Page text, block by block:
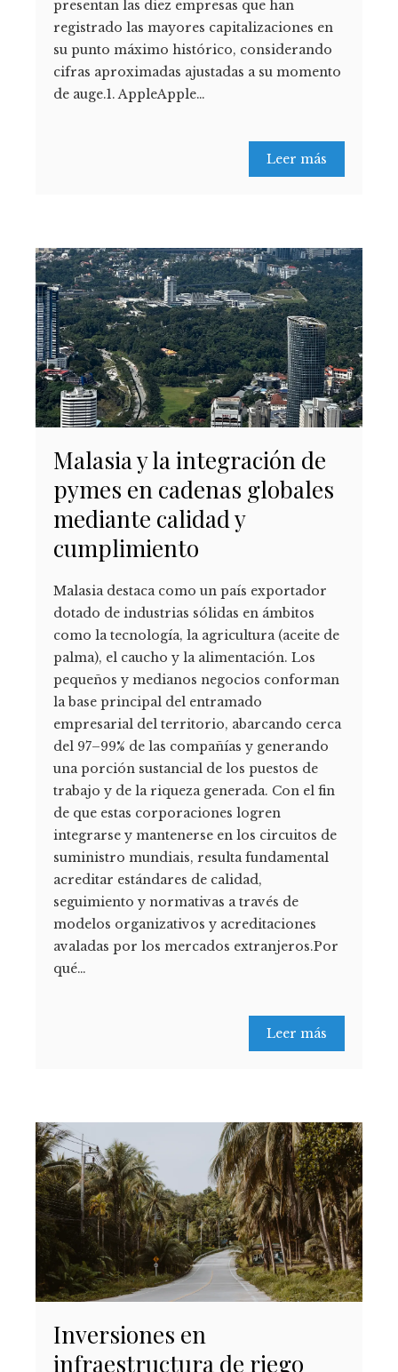
presentan las diez empresas que han
registrado las mayores capitalizaciones en
su punto máximo histórico, considerando
cifras aproximadas ajustadas a su momento
de auge.1. AppleApple…
Leer más
Malasia y la integración de
pymes en cadenas globales
mediante calidad y
cumplimiento
Malasia destaca como un país exportador
dotado de industrias sólidas en ámbitos
como la tecnología, la agricultura (aceite de
palma), el caucho y la alimentación. Los
pequeños y medianos negocios conforman
la base principal del entramado
empresarial del territorio, abarcando cerca
del 97–99% de las compañías y generando
una porción sustancial de los puestos de
trabajo y de la riqueza generada. Con el fin
de que estas corporaciones logren
integrarse y mantenerse en los circuitos de
suministro mundiais, resulta fundamental
acreditar estándares de calidad,
seguimiento y normativas a través de
modelos organizativos y acreditaciones
avaladas por los mercados extranjeros.Por
qué…
Leer más
Inversiones en
infraestructura de riego